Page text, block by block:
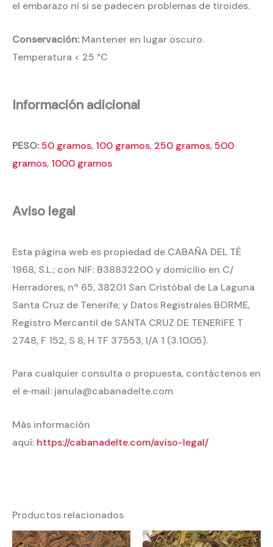
el embarazo ni si se padecen problemas de tiroides.
Conservación:Mantener en lugar oscuro.
Temperatura < 25 °C
Información adicional
PESO:50 gramos, 100 gramos, 250 gramos,500
gramos, 1000 gramos
Aviso legal
Esta página web es propiedad de CABAÑA DEL TÉ
1968, S.L.; con NIF: B38832200 y domicilio en C/
Herradores, nº 65, 38201 San Cristóbal de La Laguna
Santa Cruz de Tenerife; y Datos Registrales BORME,
Registro Mercantil de SANTA CRUZ DE TENERIFE T
2748, F 152, S 8, H TF 37553, I/A 1 (3.10.05).
Para cualquier consulta o propuesta, contáctenos en
el e‐mail: janula@cabanadelte.com
Más información
aquí: https://cabanadelte.com/aviso-legal/
Productos relacionados
Rango
Rango